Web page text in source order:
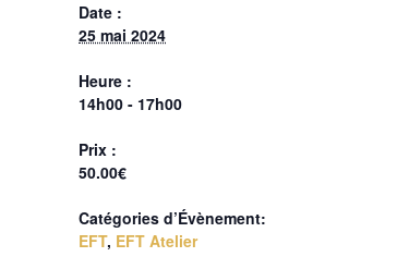
Date :
25 mai 2024
Heure :
14h00 - 17h00
Prix :
50.00€
Catégories d’Évènement:
EFT, EFT Atelier